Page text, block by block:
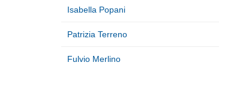
Isabella Popani
Patrizia Terreno
Fulvio Merlino